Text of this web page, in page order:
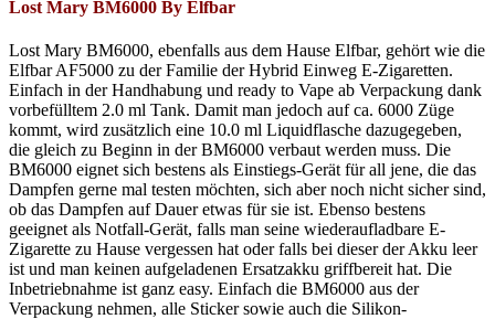
Lost Mary BM6000 By Elfbar
Lost Mary BM6000, ebenfalls aus dem Hause Elfbar, gehört wie die
Elfbar AF5000 zu der Familie der Hybrid Einweg E-Zigaretten.
Einfach in der Handhabung und ready to Vape ab Verpackung dank
vorbefülltem 2.0 ml Tank. Damit man jedoch auf ca. 6000 Züge
kommt, wird zusätzlich eine 10.0 ml Liquidflasche dazugegeben,
die gleich zu Beginn in der BM6000 verbaut werden muss. Die
BM6000 eignet sich bestens als Einstiegs-Gerät für all jene, die das
Dampfen gerne mal testen möchten, sich aber noch nicht sicher sind,
ob das Dampfen auf Dauer etwas für sie ist. Ebenso bestens
geeignet als Notfall-Gerät, falls man seine wiederaufladbare E-
Zigarette zu Hause vergessen hat oder falls bei dieser der Akku leer
ist und man keinen aufgeladenen Ersatzakku griffbereit hat. Die
Inbetriebnahme ist ganz easy. Einfach die BM6000 aus der
Verpackung nehmen, alle Sticker sowie auch die Silikon-